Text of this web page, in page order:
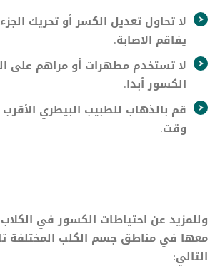
لا تحاول تعديل الكسر أو تحريك
يفاقم الاصابة.
لا تستخدم مطهرات أو مراهم على
الكسور أبدا.
قم بالذهاب للطبيب البيطري
وقت.
وللمزيد عن احتياطات الكسور في
معها في مناطق جسم الكلب المختلفة
التالي: